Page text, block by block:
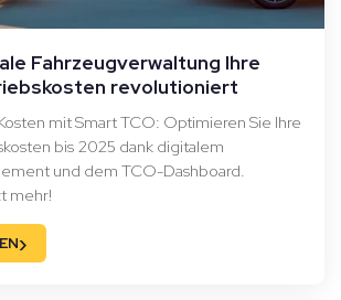
Fahrzeugverwaltung Ihre
revolutioniert
mit Smart TCO: Optimieren Sie Ihre
bis 2025 dank digitalem
und dem TCO-Dashboard.
mehr!
›